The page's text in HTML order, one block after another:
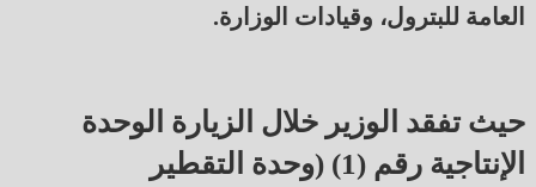
العامة للبترول، وقيادات الوزارة.
حيث تفقد الوزير خلال الزيارة الوحدة
الإنتاجية رقم (1) (وحدة التقطير